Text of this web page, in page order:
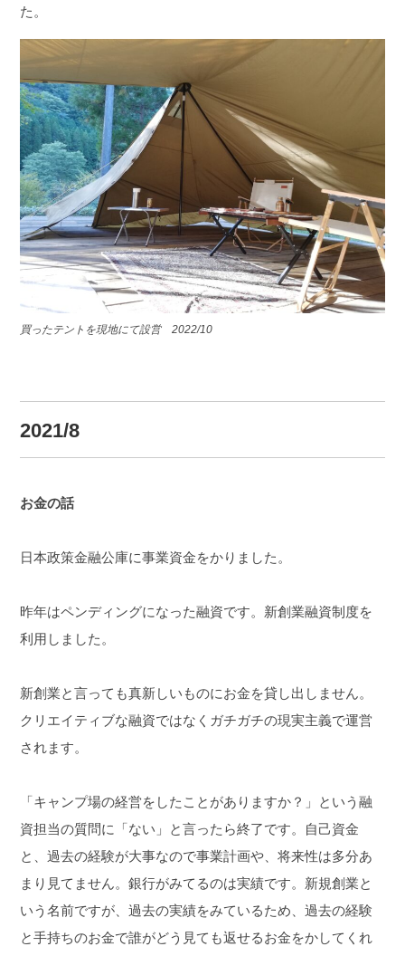
た。
買ったテントを現地にて設営 2022/10
2021/8
お金の話
日本政策金融公庫に事業資金をかりました。
昨年はペンディングになった融資です。 新創業融資制度を
利用しました。
新創業と言っても真新しいものにお金を貸し出しません。
クリエイティブな融資ではなくガチガチの現実主義で運営
されます。
「キャンプ場の経営をしたことがありますか？」という融
資担当の質問に「ない」と言ったら終了です。 自己資金
と、過去の経験が大事なので事業計画や、将来性は多分あ
まり見てません。銀行がみてるのは実績です。新規創業と
いう名前ですが、過去の実績をみているため、過去の経験
と手持ちのお金で誰がどう見ても返せるお金をかしてくれ